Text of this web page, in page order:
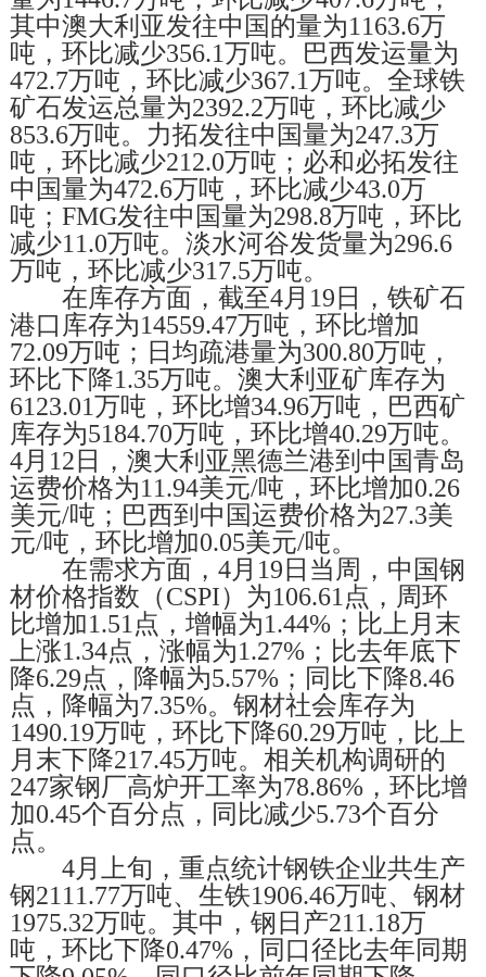
其中澳大利亚发往中国的量为1163.6万
吨，环比减少356.1万吨。巴西发运量为
472.7万吨，环比减少367.1万吨。全球铁
矿石发运总量为2392.2万吨，环比减少
853.6万吨。力拓发往中国量为247.3万
吨，环比减少212.0万吨；必和必拓发往
中国量为472.6万吨，环比减少43.0万
吨；FMG发往中国量为298.8万吨，环比
减少11.0万吨。淡水河谷发货量为296.6
万吨，环比减少317.5万吨。
在库存方面，截至4月19日，铁矿石
港口库存为14559.47万吨，环比增加
72.09万吨；日均疏港量为300.80万吨，
环比下降1.35万吨。澳大利亚矿库存为
6123.01万吨，环比增34.96万吨，巴西矿
库存为5184.70万吨，环比增40.29万吨。
4月12日，澳大利亚黑德兰港到中国青岛
运费价格为11.94美元/吨，环比增加0.26
美元/吨；巴西到中国运费价格为27.3美
元/吨，环比增加0.05美元/吨。
在需求方面，4月19日当周，中国钢
材价格指数（CSPI）为106.61点，周环
比增加1.51点，增幅为1.44%；比上月末
上涨1.34点，涨幅为1.27%；比去年底下
降6.29点，降幅为5.57%；同比下降8.46
点，降幅为7.35%。钢材社会库存为
1490.19万吨，环比下降60.29万吨，比上
月末下降217.45万吨。相关机构调研的
247家钢厂高炉开工率为78.86%，环比增
加0.45个百分点，同比减少5.73个百分
点。
4月上旬，重点统计钢铁企业共生产
钢2111.77万吨、生铁1906.46万吨、钢材
1975.32万吨。其中，钢日产211.18万
吨，环比下降0.47%，同口径比去年同期